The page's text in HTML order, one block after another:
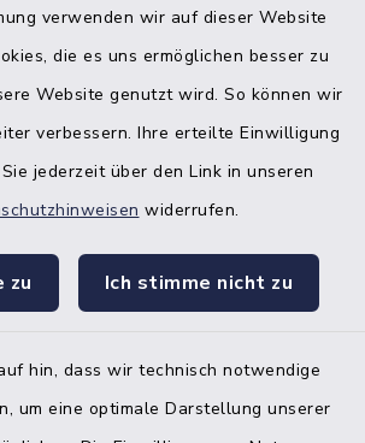
verwenden wir auf dieser Website
die es uns ermöglichen besser zu
Website genutzt wird. So können wir
verbessern. Ihre erteilte Einwilligung
jederzeit über den Link in unseren
widerrufen.
zu Ich stimme nicht zu
hin, dass wir technisch notwendige
um eine optimale Darstellung unserer
facebook
der Amtskasse
Kontakt
Datenschutz